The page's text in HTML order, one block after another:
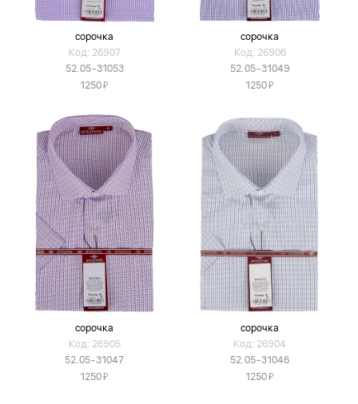
сорочка
Код: 26907
52.05-31053
1250Я
сорочка
Код: 26906
52.05-31049
1250Я
сорочка
Код: 26905
52.05-31047
1250Я
сорочка
Код: 26904
52.05-31046
1250Я